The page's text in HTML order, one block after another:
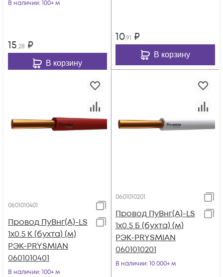
В наличии: 100+ м
15,28 ₽
В корзину
10,91 ₽
В корзину
0601010401
Провод ПуВнг(А)-LS
1х0.5 К (бухта) (м)
РЭК-PRYSMIAN
0601010401
В наличии: 100+ м
0601010201
Провод ПуВнг(А)-LS
1х0.5 Б (бухта) (м)
РЭК-PRYSMIAN
0601010201
В наличии: 10 000+ м